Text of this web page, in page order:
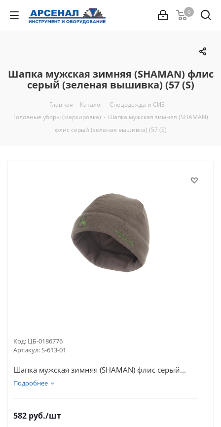
0
Шапка мужская зимняя (SHAMAN) флис
серый (зеленая вышивка) (57 (S)
Главная - Каталог - Спецодежда и СИЗ -
Головные уборы (маркировка) - Шапка мужская зимняя (SHAMAN)
флис серый (зеленая вышивка) (57 (S)
Код: ЦБ-0186776
Артикул:S-613-01
Шапка мужская зимняя (SHAMAN) флис серый...
Подробнее
582 руб./шт